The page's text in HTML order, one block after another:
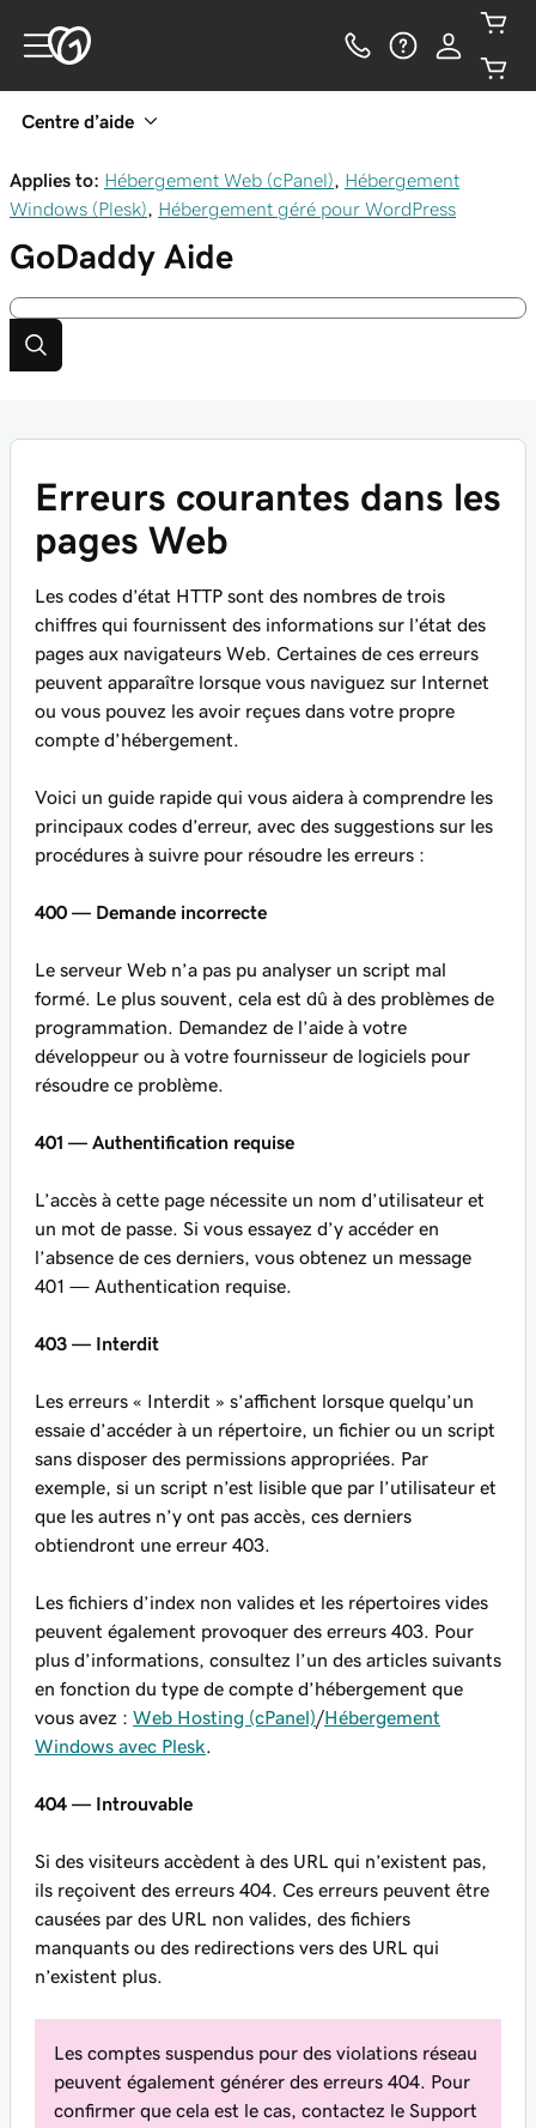
Centre d’aide
Applies to: Hébergement Web (cPanel)
Hébergement
Windows (Plesk)
Hébergement géré pour WordPress
GoDaddy Aide
Erreurs courantes dans les
pages Web
Les codes d’état HTTP sont des nombres de trois
chiffres qui fournissent des informations sur l’état des
pages aux navigateurs Web. Certaines de ces erreurs
peuvent apparaître lorsque vous naviguez sur Internet
ou vous pouvez les avoir reçues dans votre propre
compte d’hébergement.
Voici un guide rapide qui vous aidera à comprendre les
principaux codes d’erreur, avec des suggestions sur les
procédures à suivre pour résoudre les erreurs :
400 — Demande incorrecte
Le serveur Web n’a pas pu analyser un script mal
formé. Le plus souvent, cela est dû à des problèmes de
programmation. Demandez de l’aide à votre
développeur ou à votre fournisseur de logiciels pour
résoudre ce problème.
401 — Authentification requise
L’accès à cette page nécessite un nom d’utilisateur et
un mot de passe. Si vous essayez d’y accéder en
l’absence de ces derniers, vous obtenez un message
401 — Authentication requise.
403 — Interdit
Les erreurs « Interdit » s’affichent lorsque quelqu’un
essaie d’accéder à un répertoire, un fichier ou un script
sans disposer des permissions appropriées. Par
exemple, si un script n’est lisible que par l’utilisateur et
que les autres n’y ont pas accès, ces derniers
obtiendront une erreur 403.
Les fichiers d’index non valides et les répertoires vides
peuvent également provoquer des erreurs 403. Pour
plus d’informations, consultez l’un des articles suivants
en fonction du type de compte d’hébergement que
vous avez : Web Hosting (cPanel)/Hébergement
Windows avec Plesk
404 — Introuvable
Si des visiteurs accèdent à des URL qui n’existent pas,
ils reçoivent des erreurs 404. Ces erreurs peuvent être
causées par des URL non valides, des fichiers
manquants ou des redirections vers des URL qui
n’existent plus.
Les comptes suspendus pour des violations réseau
peuvent également générer des erreurs 404. Pour
confirmer que cela est le cas, contactez le Support